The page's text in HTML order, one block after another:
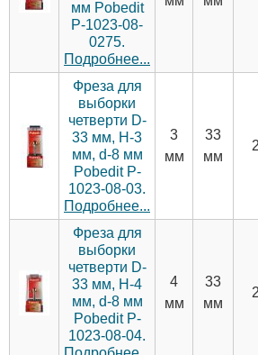
мм Pobedit
P-1023-08-
0275.
Подробнее...
Фреза для
выборки
четверти D-
33 мм, H-3
мм, d-8 мм
Pobedit P-
1023-08-03.
Подробнее...
3
мм
33
мм
2
Фреза для
выборки
четверти D-
33 мм, H-4
мм, d-8 мм
Pobedit P-
1023-08-04.
4
мм
33
мм
2